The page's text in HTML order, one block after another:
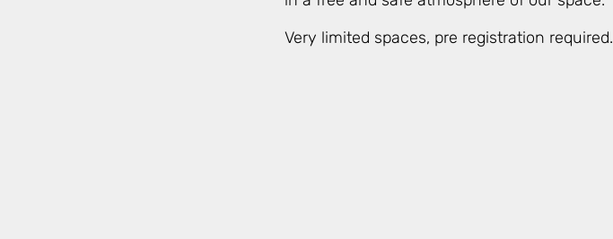
Very limited spaces, pre registration required.